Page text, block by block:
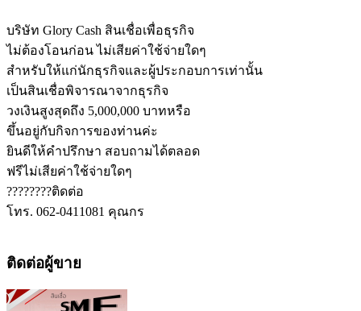
บริษัท Glory Cash สินเชื่อเพื่อธุรกิจ
ไม่ต้องโอนก่อน ไม่เสียค่าใช้จ่ายใดๆ
สำหรับให้แก่นักธุรกิจและผู้ประกอบการเท่านั้น
เป็นสินเชื่อพิจารณาจากธุรกิจ
วงเงินสูงสุดถึง 5,000,000 บาทหรือ
ขึ้นอยู่กับกิจการของท่านค่ะ
ยินดีให้คำปรึกษา สอบถามได้ตลอด
ฟรีไม่เสียค่าใช้จ่ายใดๆ
????????ติดต่อ
โทร. 062-0411081 คุณกร
ติดต่อผู้ขาย